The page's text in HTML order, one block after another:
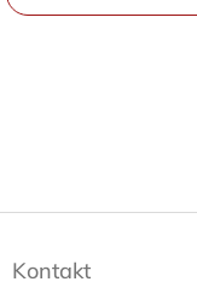
Kontakt